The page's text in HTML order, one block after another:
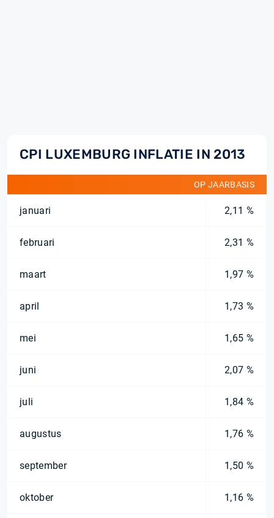
CPI LUXEMBURG INFLATIE IN 2013
OP JAARBASIS
januari 2,11 %
februari 2,31 %
maart 1,97 %
april 1,73 %
mei 1,65 %
juni 2,07 %
juli 1,84 %
augustus 1,76 %
september 1,50 %
oktober 1,16 %